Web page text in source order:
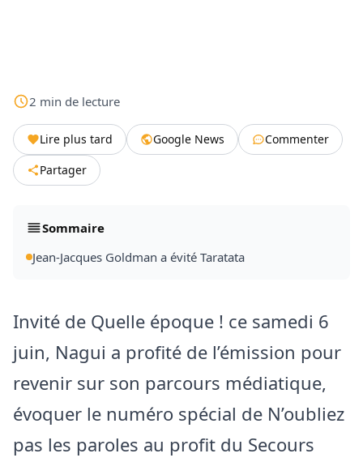
2 min de lecture
Lire plus tard Google News
Commenter
Partager
Sommaire
Jean-Jacques Goldman a évité Taratata
Invité de Quelle époque ! ce samedi 6
juin, Nagui a profité de l’émission pour
revenir sur son parcours médiatique,
évoquer le numéro spécial de N’oubliez
pas les paroles au profit du Secours